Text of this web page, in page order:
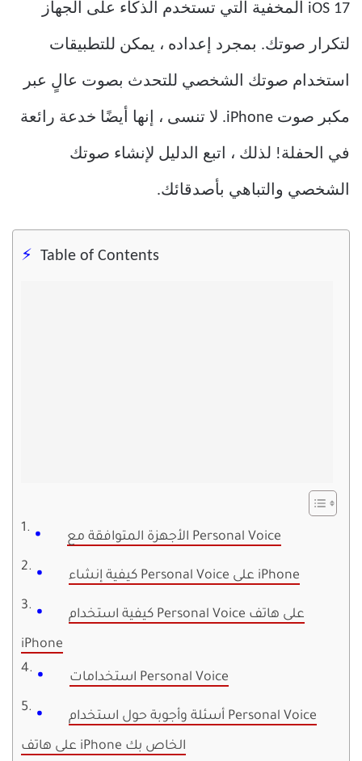
iOS 17 المخفية التي تستخدم الذكاء على الجهاز
لتكرار صوتك. بمجرد إعداده ، يمكن للتطبيقات
استخدام صوتك الشخصي للتحدث بصوت عالٍ عبر
مكبر صوت iPhone. لا تنسى ، إنها أيضًا خدعة رائعة
في الحفلة! لذلك ، اتبع الدليل لإنشاء صوتك
الشخصي والتباهي بأصدقائك.
Table of Contents
الأجهزة المتوافقة مع Personal Voice
كيفية إنشاء Personal Voice على iPhone
كيفية استخدام Personal Voice على هاتف
iPhone
استخدامات Personal Voice
أسئلة وأجوبة حول استخدام Personal Voice
على هاتف iPhone الخاص بك